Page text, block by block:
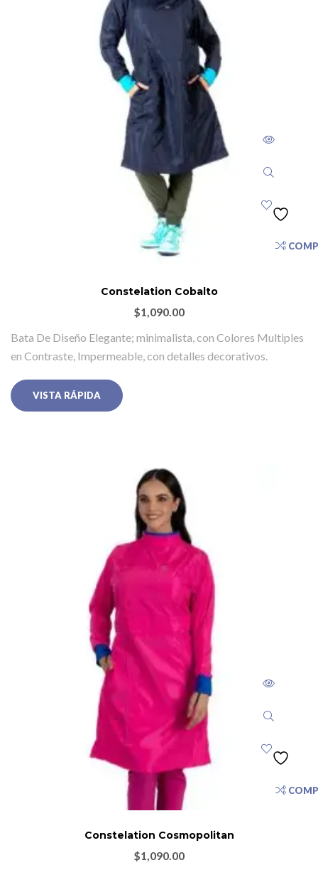
Constelation Cobalto
$1,090.00
Bata De Diseño Elegante; minimalista, con Colores Multiples
en Contraste, Impermeable, con detalles decorativos.
VISTA RÁPIDA
Constelation Cosmopolitan
$1,090.00